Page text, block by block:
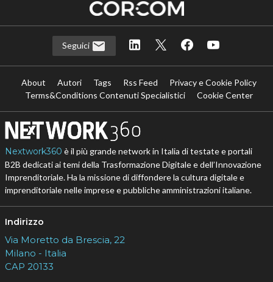
Seguici
About Autori Tags Rss Feed
Privacy e Cookie Policy
Terms&Conditions Contenuti Specialistici
Cookie Center
Nextwork360 è il più grande network in Italia di testate e portali
B2B dedicati ai temi della Trasformazione Digitale e dell’Innovazione
Imprenditoriale. Ha la missione di diffondere la cultura digitale e
imprenditoriale nelle imprese e pubbliche amministrazioni italiane.
Indirizzo
Via Moretto da Brescia, 22
Milano - Italia
CAP 20133